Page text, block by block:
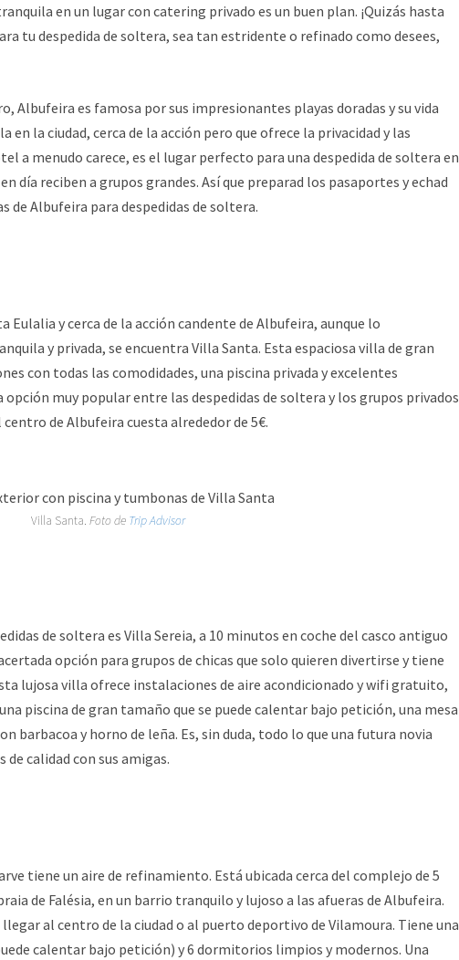
en un lugar con catering privado es un buen plan. ¡Quizás hasta
tu despedida de soltera, sea tan estridente o refinado como desees,
Albufeira es famosa por sus impresionantes playas doradas y su vida
en la ciudad, cerca de la acción pero que ofrece la privacidad y las
a menudo carece, es el lugar perfecto para una despedida de soltera en
día reciben a grupos grandes. Así que preparad los pasaportes y echad
de Albufeira para despedidas de soltera.
Eulalia y cerca de la acción candente de Albufeira, aunque lo
y privada, se encuentra Villa Santa. Esta espaciosa villa de gran
con todas las comodidades, una piscina privada y excelentes
opción muy popular entre las despedidas de soltera y los grupos privados
de Albufeira cuesta alrededor de 5€.
Villa Santa. Foto de Trip Advisor
de soltera es Villa Sereia, a 10 minutos en coche del casco antiguo
opción para grupos de chicas que solo quieren divertirse y tiene
lujosa villa ofrece instalaciones de aire acondicionado y wifi gratuito,
piscina de gran tamaño que se puede calentar bajo petición, una mesa
barbacoa y horno de leña. Es, sin duda, todo lo que una futura novia
calidad con sus amigas.
tiene un aire de refinamiento. Está ubicada cerca del complejo de 5
de Falésia, en un barrio tranquilo y lujoso a las afueras de Albufeira.
al centro de la ciudad o al puerto deportivo de Vilamoura. Tiene una
calentar bajo petición) y 6 dormitorios limpios y modernos. Una